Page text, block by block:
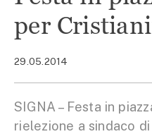
per
29.05.2014
SIGNA – Festa in
rielezione a sindaco